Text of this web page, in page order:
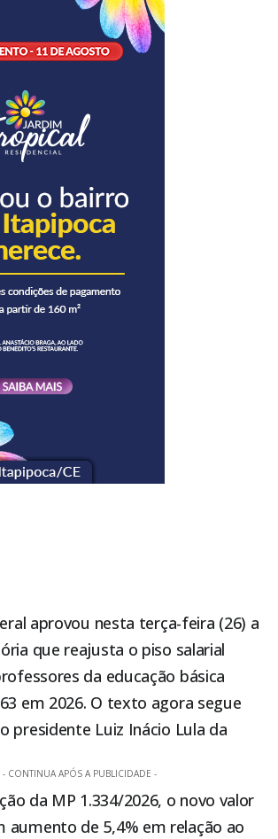
aprovou nesta terça-feira (26) a
que reajusta o piso salarial
da educação básica
em 2026. O texto agora segue
presidente Luiz Inácio Lula da
- CONTINUA APÓS A PUBLICIDADE -
da MP 1.334/2026, o novo valor
aumento de 5,4% em relação ao